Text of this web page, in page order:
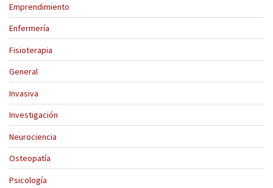
Emprendimiento
Enfermería
Fisioterapia
General
Invasiva
Investigación
Neurociencia
Osteopatía
Psicología